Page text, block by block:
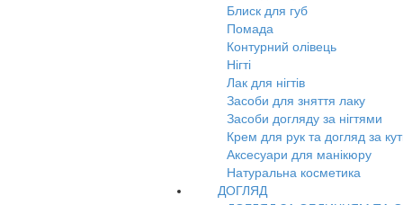
Блиск для губ
Помада
Контурний олівець
Нігті
Лак для нігтів
Засоби для зняття лаку
Засоби догляду за нігтями
Крем для рук та догляд за
Аксесуари для манікюру
Натуральна косметика
ДОГЛЯД